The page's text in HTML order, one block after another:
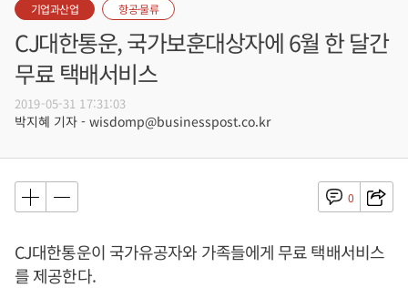
기업과산업 항공·물류
CJ대한통운, 국가보훈대상자에 6월 한 달간
무료 택배서비스
2019-05-31 17:31:03
박지혜 기자 - wisdomp@businesspost.co.kr
0
CJ대한통운이 국가유공자와 가족들에게 무료 택배서비스
를 제공한다.